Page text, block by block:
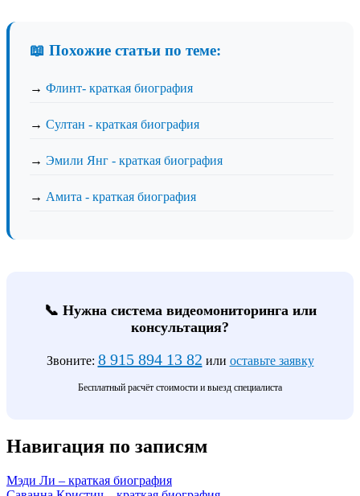
📖 Похожие статьи по теме:
→ Флинт- краткая биография
→ Султан - краткая биография
→ Эмили Янг - краткая биография
→ Амита - краткая биография
📞 Нужна система видеомониторинга или
консультация?
Звоните: 8 915 894 13 82 или оставьте заявку
Бесплатный расчёт стоимости и выезд специалиста
Навигация по записям
Мэди Ли – краткая биография